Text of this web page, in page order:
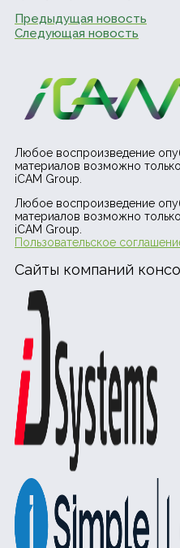
Предыдущая новость
Следующая новость
Любое воспроизведение
материалов возможно
iCAM Group.
Любое воспроизведение
материалов возможно
iCAM Group.
Пользовательское
Сайты компаний